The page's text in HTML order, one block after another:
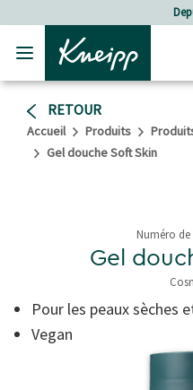
Sauter au contenu du pied de
RETOUR
Accueil Produits
Gel douche Soft Skin
Numéro
Gel
5 de 5 étoiles
Pour les peaux sèches
Vegan